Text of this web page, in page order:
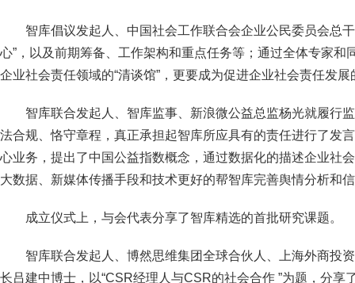
智库倡议发起人、中国社会工作联合会企业公民委员会总
心”，以及前期筹备、工作架构和重点任务等；通过全体专家和
企业社会责任领域的“清谈馆”，更要成为促进企业社会责任发展
智库联合发起人、智库监事、新浪微公益总监杨光就履行
法合规、恪守章程，真正承担起智库所应具有的责任进行了发
心业务，提出了中国公益指数概念，通过数据化的描述企业社
大数据、新媒体传播手段和技术更好的帮智库完善舆情分析和
成立仪式上，与会代表分享了智库精选的首批研究课题。
智库联合发起人、博然思维集团全球合伙人、上海外商投
长吕建中博士，以“CSR经理人与CSR的社会合作 ”为题，分享